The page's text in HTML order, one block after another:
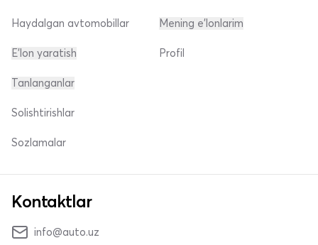
Haydalgan avtomobillar
E'lon yaratish
Mening e'lonlarim
Profil
Tanlanganlar
Solishtirishlar
Sozlamalar
Kontaktlar
info@auto.uz